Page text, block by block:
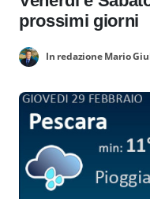
prossimi giorni
In redazione Mario